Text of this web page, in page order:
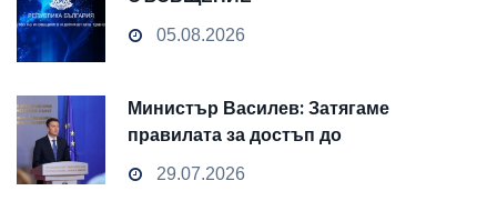
05.08.2026
Министър Василев: Затягаме
правилата за достъп до
чувствителни данни
29.07.2026